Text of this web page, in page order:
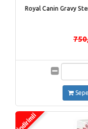
Royal Canin Gravy